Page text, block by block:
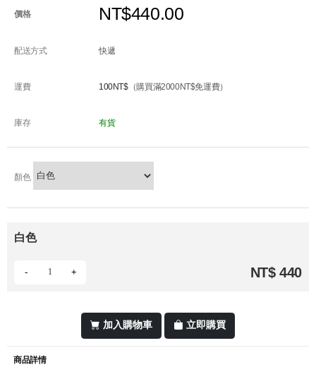
價格 NT$440.00
配送方式 快遞
運費 100NT$（購買滿2000NT$免運費）
庫存 有貨
顏色
白色
- + NT$ 440
加入購物車 立即購買
商品詳情